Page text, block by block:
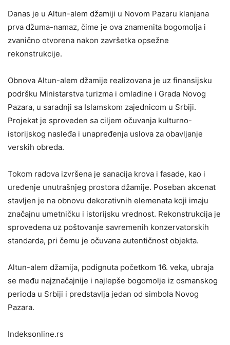
Danas je u Altun-alem džamiji u Novom Pazaru klanjana
prva džuma-namaz, čime je ova znamenita bogomolja i
zvanično otvorena nakon završetka opsežne
rekonstrukcije.
Obnova Altun-alem džamije realizovana je uz finansijsku
podršku Ministarstva turizma i omladine i Grada Novog
Pazara, u saradnji sa Islamskom zajednicom u Srbiji.
Projekat je sproveden sa ciljem očuvanja kulturno-
istorijskog nasleđa i unapređenja uslova za obavljanje
verskih obreda.
Tokom radova izvršena je sanacija krova i fasade, kao i
uređenje unutrašnjeg prostora džamije. Poseban akcenat
stavljen je na obnovu dekorativnih elemenata koji imaju
značajnu umetničku i istorijsku vrednost. Rekonstrukcija je
sprovedena uz poštovanje savremenih konzervatorskih
standarda, pri čemu je očuvana autentičnost objekta.
Altun-alem džamija, podignuta početkom 16. veka, ubraja
se među najznačajnije i najlepše bogomolje iz osmanskog
perioda u Srbiji i predstavlja jedan od simbola Novog
Pazara.
Indeksonline.rs